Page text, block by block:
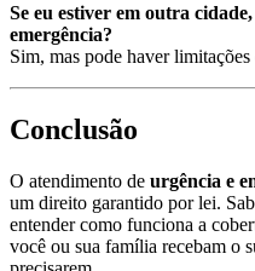
Se eu estiver em outra
emergência?
Sim, mas pode haver
Conclusão
O atendimento de urgência e
um direito garantido por lei.
entender como funciona a
você ou sua família recebam o